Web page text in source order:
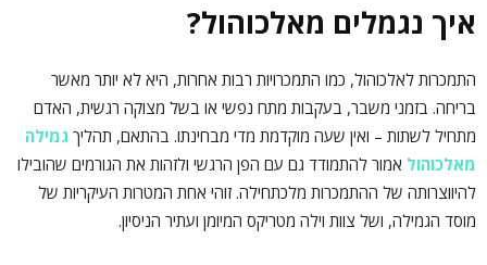
איך נגמלים מאלכוהול?
התמכרות לאלכוהול, כמו התמכרויות רבות אחרות, היא לא יותר מאשר
בריחה. בזמני משבר, בעקבות מתח נפשי או בשל מצוקה רגשית, האדם
מתחיל לשתות – ואין שעה מוקדמת מדי מבחינתו. בהתאם, תהליך גמילה
מאלכוהול אמור להתמודד גם עם הפן הרגשי ולזהות את הגורמים שהובילו
להיווצרותה של ההתמכרות מלכתחילה. זוהי אחת המטרות העיקריות של
מוסד הגמילה, ושל צוות וילה מטריקס המיומן ועתיר הניסיון.